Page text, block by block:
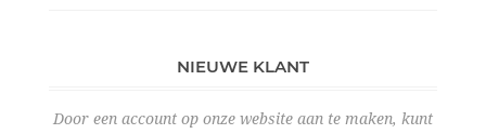
NIEUWE KLANT
Door een account op onze website aan te maken, kunt